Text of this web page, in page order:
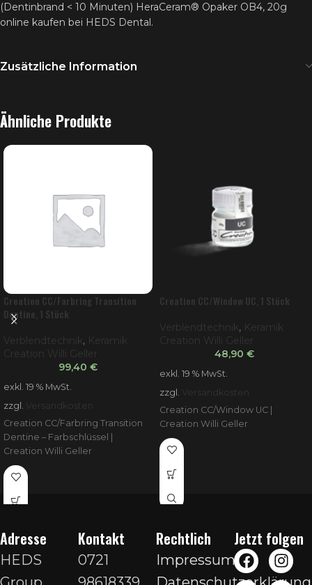
(Dentinbrand < 10 Minuten) HeraCeram® Opaker OB4, 20g
online kaufen bei HEDS Dental.
Zusätzliche Information
Ähnliche Produkte
Creation CC/Farbring Transition
Dentine, 1 Stück
Verblendtechnik , Keramik
Creation Willi Geller
99,40 €
exkl. 19 % MwSt.
zzgl.
Versandkosten
Creation CC/Farbring Transition
Dentine – Farbschlüssel |
Creation Willi Geller
Creation CC/Window UC, 1 Stück
Verblendtechnik , Keramik
Creation Willi Geller
48,90 €
exkl. 19 % MwSt.
zzgl.
Versandkosten
Creation CC/Window UC |
Creation Willi Geller
Adresse
HEDS
Kontakt
0721
Rechtlich
Impressum
Jetzt folgen